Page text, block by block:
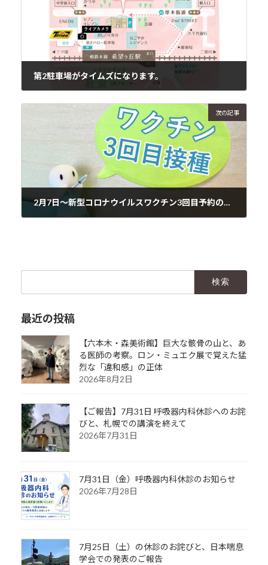
第2駐車場がタイムズになります。
次の記事
2月7日～新型コロナウイルスワクチン3回目予約のご案内
最近の投稿
【六本木・森美術館】巨大な骸骨の山と、あ
る医師の考察。ロン・ミュエク展で覚えた猛
烈な「違和感」の正体
2026年8月2日
【ご報告】7月31日 呼吸器内科休診へのお詫
びと、札幌での講演を終えて
2026年7月31日
7月31日（金）呼吸器内科休診のお知らせ
2026年7月28日
7月25日（土）の休診のお詫びと、日本喘息
学会での発表のご報告